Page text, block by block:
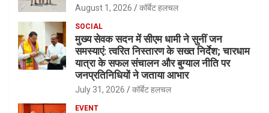
August 1, 2026 कॉर्बेट हलचल
SOCIAL
मुख्य सेवक सदन में सीएम धामी ने सुनीं जन
समस्याएं: त्वरित निस्तारण के सख्त निर्देश; चारधाम
यात्रा के सफल संचालन और बुग्याल नीति पर
जनप्रतिनिधियों ने जताया आभार
July 31, 2026 कॉर्बेट हलचल
EVENT